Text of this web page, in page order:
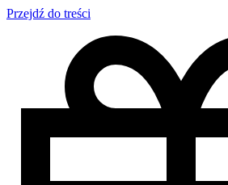
Przejdź do treści